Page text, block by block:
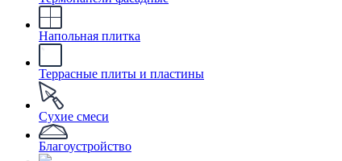
Напольная плитка
Террасные плиты и пластины
Сухие смеси
Благоустройство